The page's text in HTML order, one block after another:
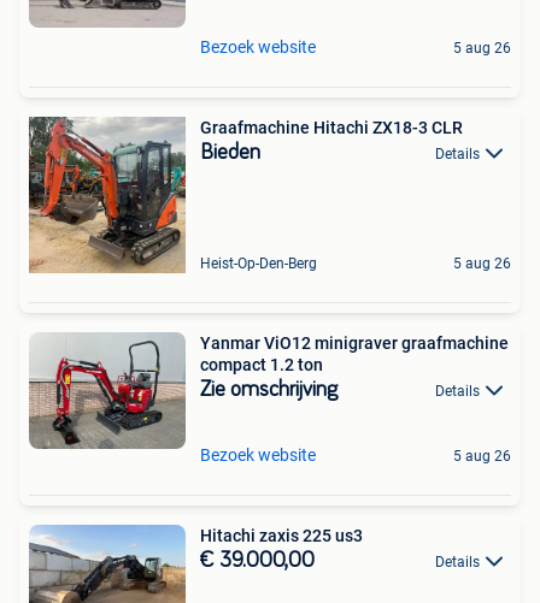
Bezoek website 5 aug 26
Graafmachine Hitachi ZX18-3 CLR
Bieden Details
Heist-Op-Den-Berg 5 aug 26
Yanmar ViO12 minigraver graafmachine
compact 1.2 ton
Zie omschrijving Details
Bezoek website 5 aug 26
Hitachi zaxis 225 us3
€ 39.000,00 Details